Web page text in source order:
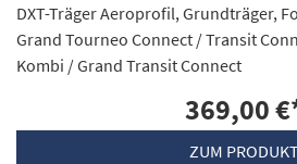
DXT-Träger Aeroprofil, Grundträger,
Grand Tourneo Connect / Transit
Kombi / Grand Transit Connect
369,00 €
ZUM